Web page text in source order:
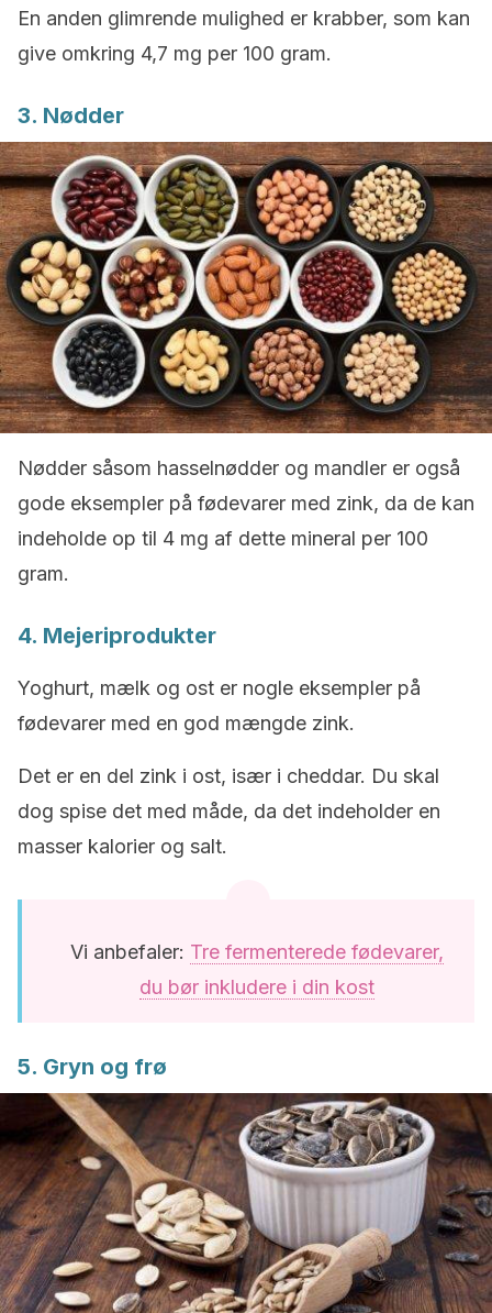
En anden glimrende mulighed er krabber, som kan
give omkring 4,7 mg per 100 gram.
3. Nødder
Nødder såsom hasselnødder og mandler er også
gode eksempler på fødevarer med zink, da de kan
indeholde op til 4 mg af dette mineral per 100
gram.
4. Mejeriprodukter
Yoghurt, mælk og ost er nogle eksempler på
fødevarer med en god mængde zink.
Det er en del zink i ost, især i cheddar. Du skal
dog spise det med måde, da det indeholder en
masser kalorier og salt.
Vi anbefaler: Tre fermenterede fødevarer,
du bør inkludere i din kost
5. Gryn og frø